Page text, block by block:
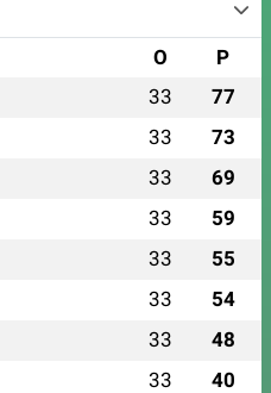
O P
33 77
33 73
33 69
33 59
33 55
33 54
33 48
33 40